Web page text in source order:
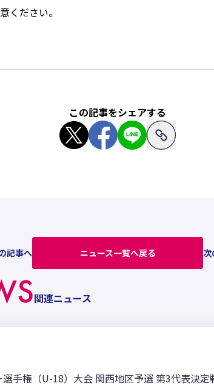
ください。
この記事をシェアする
記事へ ニュース一覧へ戻る
関連ニュース
選手権（U-18）大会 関西地区予選 第3代表決